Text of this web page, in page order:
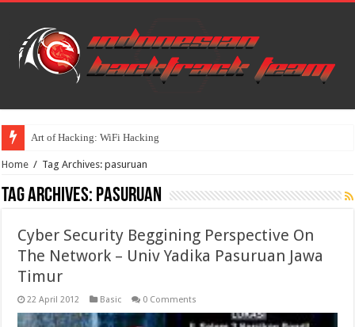
Art of Hacking: WiFi Hacking
Home / Tag Archives: pasuruan
Tag Archives: pasuruan
Cyber Security Beggining Perspective On
The Network – Univ Yadika Pasuruan Jawa
Timur
22 April 2012 Basic 0 Comments